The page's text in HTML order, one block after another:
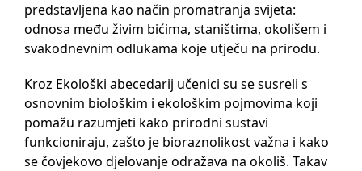
predstavljena kao način promatranja svijeta:
odnosa među živim bićima, staništima, okolišem i
svakodnevnim odlukama koje utječu na prirodu.
Kroz Ekološki abecedarij učenici su se susreli s
osnovnim biološkim i ekološkim pojmovima koji
pomažu razumjeti kako prirodni sustavi
funkcioniraju, zašto je bioraznolikost važna i kako
se čovjekovo djelovanje odražava na okoliš. Takav